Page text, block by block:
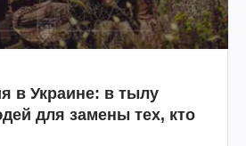
в Украине: в тылу
для замены тех, кто